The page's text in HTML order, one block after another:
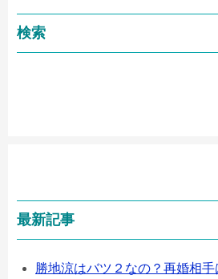
検索
最新記事
勝地涼はバツ２なの？再婚相